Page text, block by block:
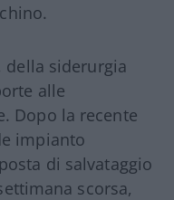
della siderurgia
alle
Dopo la recente
impianto
di salvataggio
scorsa,